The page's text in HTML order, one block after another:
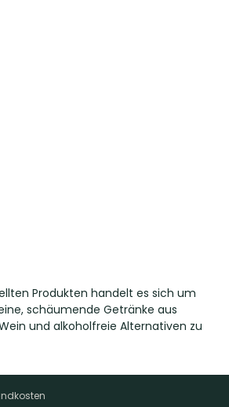
Produkten handelt es sich um
schäumende Getränke aus
und alkoholfreie Alternativen zu